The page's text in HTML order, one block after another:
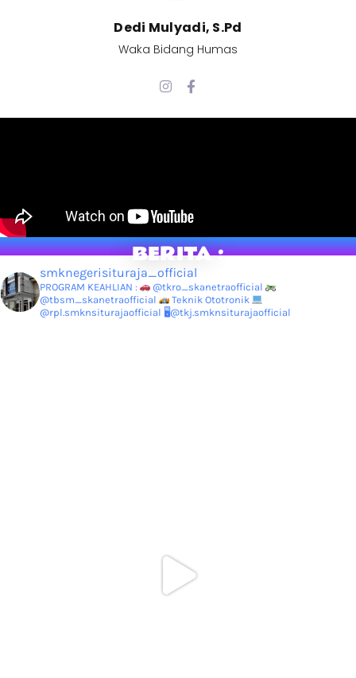
Dedi Mulyadi, S.Pd​
Waka Bidang Humas
BERITA :
smknegerisituraja_official
PROGRAM KEAHLIAN :
@tkro_skanetraofficial
@tbsm_skanetraofficial
Teknik Ototronik
@rpl.smknsiturajaofficial 🖥@tkj.smknsiturajaofficial